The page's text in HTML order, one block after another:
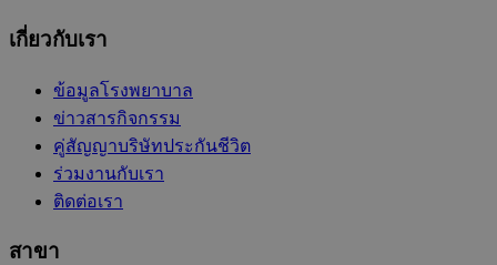
เกี่ยวกับเรา
ข้อมูลโรงพยาบาล
ข่าวสารกิจกรรม
คู่สัญญาบริษัทประกันชีวิต
ร่วมงานกับเรา
ติดต่อเรา
สาขา